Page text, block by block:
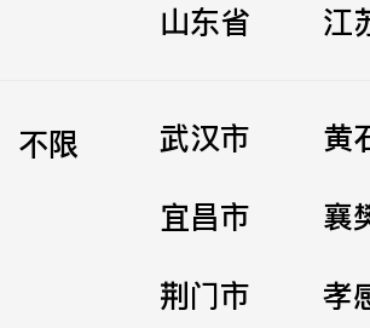
山东省
江
不限 武汉市
黄
宜昌市
襄
荆门市
孝